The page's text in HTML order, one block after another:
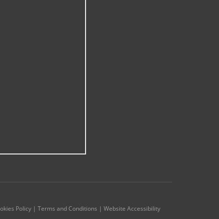
Policy | Terms and Conditions | Website Accessibility